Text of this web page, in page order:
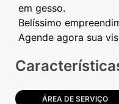
em gesso.
Belíssimo
ÁREA DE SERVIÇO